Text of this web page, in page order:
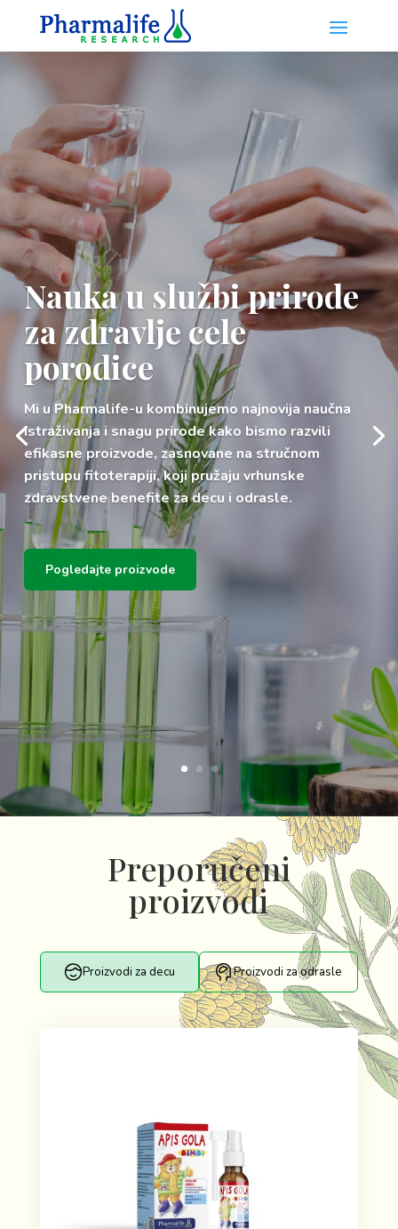
Nauka u službi prirode
za zdravlje cele
porodice
Mi u Pharmalife-u kombinujemo najnovija naučna
istraživanja i snagu prirode kako bismo razvili
efikasne proizvode, zasnovane na stručnom
pristupu fitoterapiji, koji pružaju vrhunske
zdravstvene benefite za decu i odrasle.
Pogledajte proizvode
Preporučeni
proizvodi
Proizvodi za decu Proizvodi za odrasle